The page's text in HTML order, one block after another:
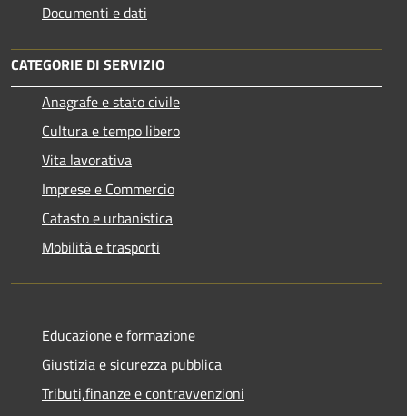
Documenti e dati
CATEGORIE DI SERVIZIO
Anagrafe e stato civile
Cultura e tempo libero
Vita lavorativa
Imprese e Commercio
Catasto e urbanistica
Mobilità e trasporti
Educazione e formazione
Giustizia e sicurezza pubblica
Tributi,finanze e contravvenzioni